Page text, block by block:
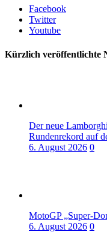
Facebook
Twitter
Youtube
Kürzlich veröffentlichte
Der neue
Rundenrekord auf
6. August 2026 0
MotoGP „Super-
6. August 2026 0